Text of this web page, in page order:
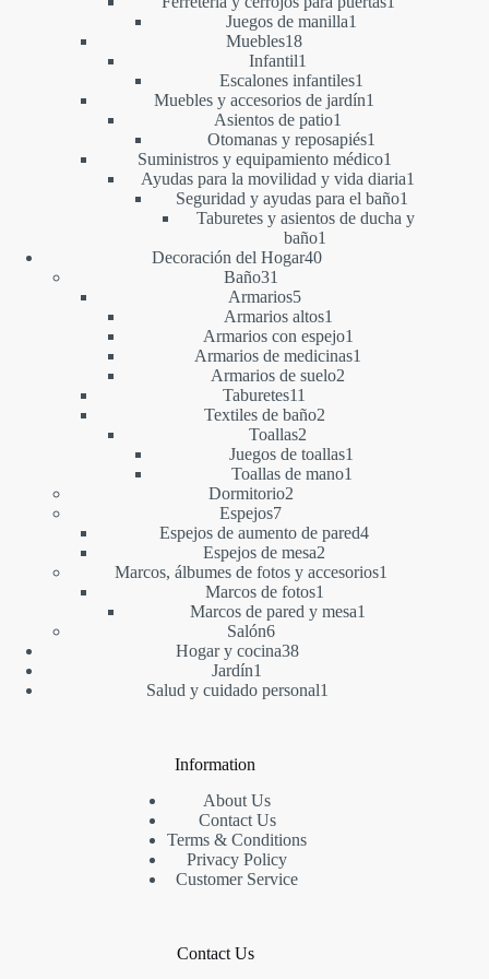
Juegos de manilla1
Muebles1818
productos
Infantil1
producto
Escalones infantiles1
producto
Muebles y accesorios de jardín1
Asientos de patio1
producto
Otomanas y reposapiés1
producto
Suministros y equipamiento médico1
producto
Ayudas para la movilidad y vida diaria1
Seguridad y ayudas para el baño1
producto
Taburetes y asientos de ducha y
baño1
Decoración del Hogar4040
Baño31
productos
Armarios55
productos
Armarios altos1
producto
Armarios con espejo1
producto
Armarios de medicinas1
Armarios de suelo2
Taburetes11
productos
Textiles de baño22
Toallas2
productos
Juegos de toallas1
Toallas de mano1
Dormitorio22
Espejos77
productos
Espejos de aumento de pared44
Espejos de mesa2
productos
Marcos, álbumes de fotos y accesorios1
Marcos de fotos1
producto
Marcos de pared y mesa1
Salón66
productos
Hogar y cocina3838
Jardín1
producto
Salud y cuidado personal1
Information
About Us
Contact Us
Terms & Conditions
Privacy Policy
Customer Service
Contact Us